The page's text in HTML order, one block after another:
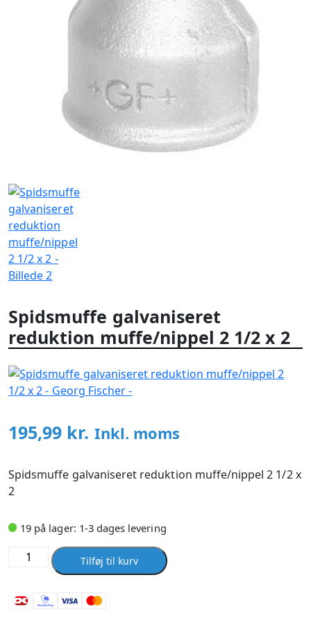
Spidsmuffe galvaniseret
reduktion muffe/nippel 2 1/2 x 2
195,99 kr. Inkl. moms
Spidsmuffe galvaniseret reduktion muffe/nippel 2 1/2 x
2
19 på lager: 1-3 dages levering
Spidsmuffe
galvaniseret
muffe/nippel
Tilføj til kurv